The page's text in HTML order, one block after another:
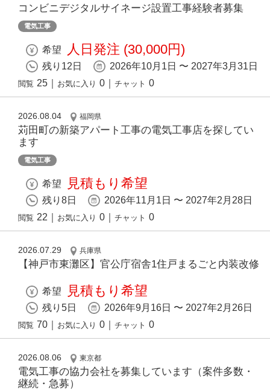
コンビニデジタルサイネージ設置工事経験者募集
電気工事
希望 人日発注 (30,000円)
残り12日 2026年10月1日 〜 2027年3月31日
閲覧 25 お気に入り 0 チャット 0
2026.08.04 福岡県
苅田町の新築アパート工事の電気工事店を探してい
ます
電気工事
希望 見積もり希望
残り8日 2026年11月1日 〜 2027年2月28日
閲覧 22 お気に入り 0 チャット 0
2026.07.29 兵庫県
【神戸市東灘区】官公庁宿舎1住戸まるごと内装改修
希望 見積もり希望
残り5日 2026年9月16日 〜 2027年2月26日
閲覧 70 お気に入り 0 チャット 0
2026.08.06 東京都
電気工事の協力会社を募集しています（案件多数・
継続・急募）